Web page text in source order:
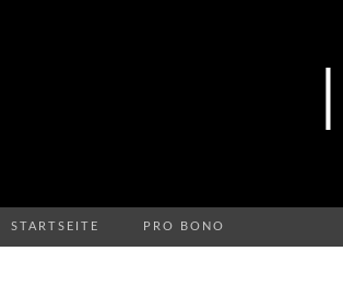
STARTSEITE PRO BONO